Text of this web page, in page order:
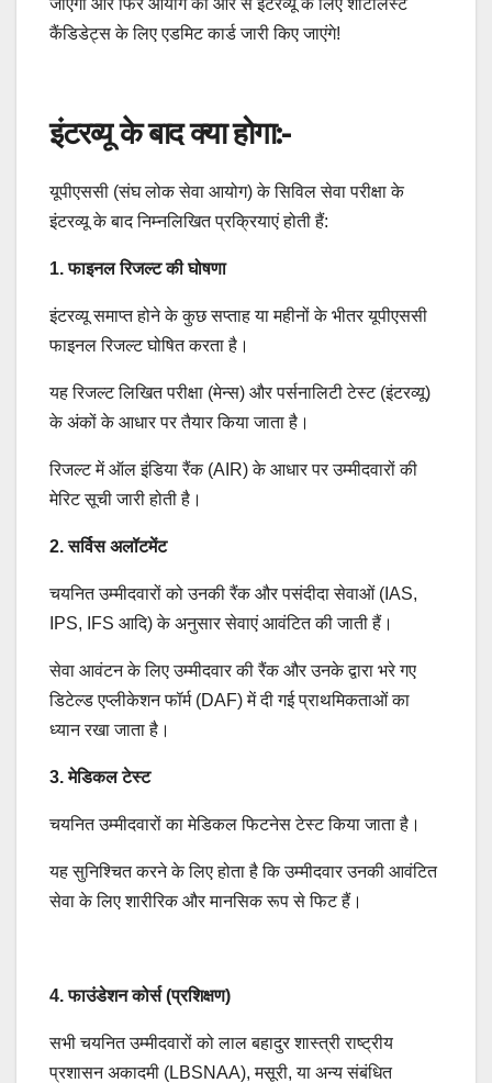
कैंडिडेट्स के लिए एडमिट कार्ड जारी किए जाएंगे!
इंटरव्यू के बाद क्या होगा:-
यूपीएससी (संघ लोक सेवा आयोग) के सिविल सेवा परीक्षा के
इंटरव्यू के बाद निम्नलिखित प्रक्रियाएं होती हैं:
1. फाइनल रिजल्ट की घोषणा
इंटरव्यू समाप्त होने के कुछ सप्ताह या महीनों के भीतर यूपीएससी
फाइनल रिजल्ट घोषित करता है।
यह रिजल्ट लिखित परीक्षा (मेन्स) और पर्सनालिटी टेस्ट (इंटरव्यू)
के अंकों के आधार पर तैयार किया जाता है।
रिजल्ट में ऑल इंडिया रैंक (AIR) के आधार पर उम्मीदवारों की
मेरिट सूची जारी होती है।
2. सर्विस अलॉटमेंट
चयनित उम्मीदवारों को उनकी रैंक और पसंदीदा सेवाओं (IAS,
IPS, IFS आदि) के अनुसार सेवाएं आवंटित की जाती हैं।
सेवा आवंटन के लिए उम्मीदवार की रैंक और उनके द्वारा भरे गए
डिटेल्ड एप्लीकेशन फॉर्म (DAF) में दी गई प्राथमिकताओं का
ध्यान रखा जाता है।
3. मेडिकल टेस्ट
चयनित उम्मीदवारों का मेडिकल फिटनेस टेस्ट किया जाता है।
यह सुनिश्चित करने के लिए होता है कि उम्मीदवार उनकी आवंटित
सेवा के लिए शारीरिक और मानसिक रूप से फिट हैं।
4. फाउंडेशन कोर्स (प्रशिक्षण)
सभी चयनित उम्मीदवारों को लाल बहादुर शास्त्री राष्ट्रीय
प्रशासन अकादमी (LBSNAA), मसूरी, या अन्य संबंधित